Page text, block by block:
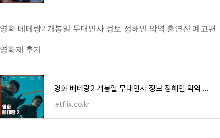
영화 베테랑2 개봉일 무대인사 정보 정해인 악역 출연진 예고편
영화제 후기
영화 베테랑2 개봉일 무대인사 정보 정해인 악역 출연진 예고편 영화제 후기
jetflix.co.kr